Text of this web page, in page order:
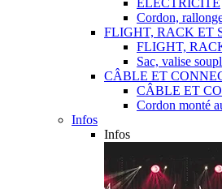
ELECTRICITÉ
Cordon,
FLIGHT, RACK ET
FLIGHT,
Sac, valise
CÂBLE ET
CÂBLE ET
Cordon monté
Infos
Infos